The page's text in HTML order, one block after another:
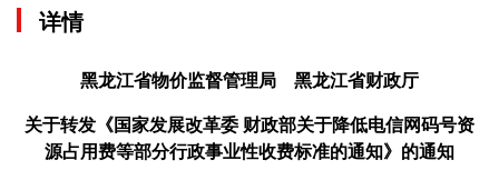
详情
黑龙江省物价监督管理局
黑龙江省财政厅
关于转发《国家发展改革委 财政部关于降低电信网码号资
源占用费等部分行政事业性收费标准的通知》的通知